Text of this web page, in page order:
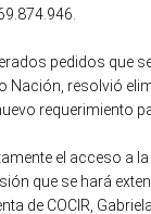
pedidos que
Nación, resolvió
requerimiento
el acceso a
que se hará
de COCIR,